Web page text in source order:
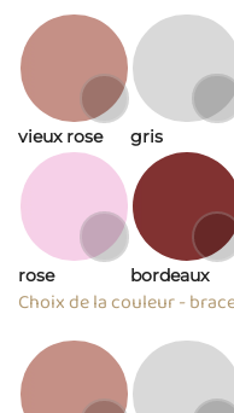
vieux rose gris
rose bordeaux
Choix de la couleur -